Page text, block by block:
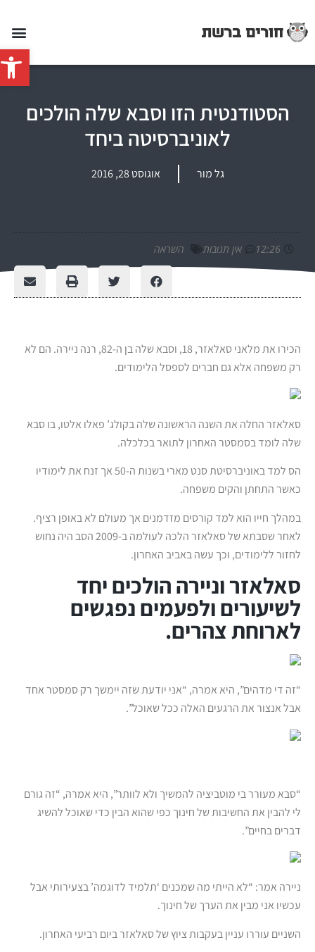
פתח
הסטודנטית הזו וסבא שלה הולכים
לאוניברסיטה ביחד
גל מור אוגוסט 28, 2016
12:26 אין תגובות השראה
הכירו את מלאני סאלאזר, 18, וסבא שלה בן ה-82, רנה ניירה. הם לא
רק משפחה אלא גם חברים לספסל הלימודים.
סאלאזר החלה את השנה הראשונה שלה בקולג’ פאלו אלטו, בו סבא
שלה לומד בסמסטר האחרון לתואר בכלכלה.
הס למד באוניברסיטת סנט מארי בשנות ה-50 אך זנח את לימודיו
כאשר התחתן והקים משפחה.
במהלך חייו הוא למד קורסים מזדמנים אך מעולם לא באופן רציף.
לאחר שסבתא של סאלאזר הלכה לעולמה ב-2009 הסב היה נחוש
לחזור ללימודים, וכך עשה באביב האחרון.
סאלאזר וניירה הולכים יחד
לשיעורים ולפעמים נפגשים
לארוחת צהרים.
“זה די מדהים”, היא אמרה, “אני יודעת שזה יימשך רק סמסטר אחד
אבל אנצור את הרגעים האלה ככל שאוכל”.
“סבא מעורר בי מוטביציה להמשיך ולא לוותר”, היא אמרה, “זה גורם
לי להבין את החשיבות של חינוך כפי שהוא הבין כדי שאוכל להשיג
דברים בחיים”.
ניירה אמר: “לא הייתי מה שמכנים ‘תלמיד לדוגמה’ בצעירותי אבל
עכשיו אני מבין את הערך של חינוך.
השניים עוררו עניין בעקבות ציוץ של סאלאזר ביום רביעי האחרון.